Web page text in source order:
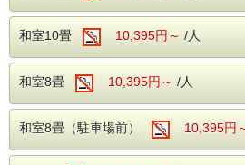
駐車場を分散しご用意して
ント近くまでお車でお越し
車希望の方はホテルへ直接
大型車の乗り入れ、駐車は
きください。
そんなこともこのプランの
「金目鯛の煮付け」も ご
＜注意事項＞
大人の方お1人様金目鯛1
ば2名様で1品の注文をご希
をご予約の上、お電話で別
お願い申し上げます。
入荷状況により別注料理を
金でのご案内となります。
和室10畳 10,395円～ /人
和室8畳 10,395円～ /人
和室8畳（駐車場前） 10,395円